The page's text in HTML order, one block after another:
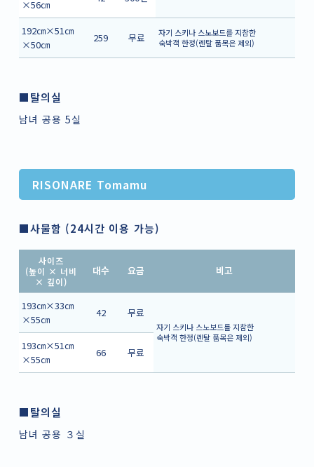
×56㎝
192㎝×51㎝
×50㎝
259 무료
자기 스키나 스노보드를 지참한
숙박객 한정(렌탈 품목은 제외)
■탈의실
남녀 공용 5실
RISONARE Tomamu
■사물함 (24시간 이용 가능)
사이즈
(높이 × 너비
× 깊이)
대수 요금 비고
193㎝×33㎝
×55㎝
42 무료
자기 스키나 스노보드를 지참한
숙박객 한정(렌탈 품목은 제외)
193㎝×51㎝
×55㎝
66 무료
■탈의실
남녀 공용 ３실